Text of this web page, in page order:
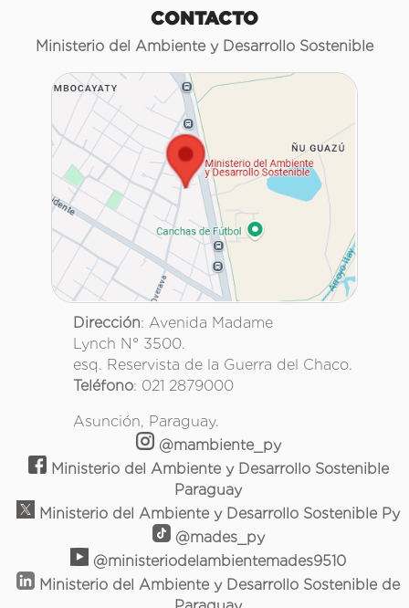
CONTACTO
Ministerio del Ambiente y Desarrollo Sostenible
Dirección: Avenida Madame
Lynch N° 3500.
esq. Reservista de la Guerra del Chaco.
Teléfono: 021 2879000
Asunción, Paraguay.
@mambiente_py
Ministerio del Ambiente y Desarrollo Sostenible
Paraguay
Ministerio del Ambiente y Desarrollo Sostenible Py
@mades_py
@ministeriodelambientemades9510
Ministerio del Ambiente y Desarrollo Sostenible de